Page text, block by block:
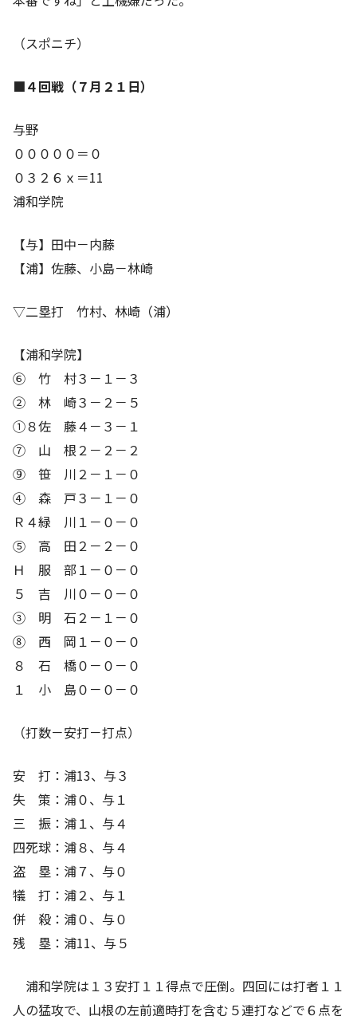
（スポニチ）
■４回戦（７月２１日）
与野
０００００＝０
０３２６ｘ＝11
浦和学院
【与】田中－内藤
【浦】佐藤、小島－林崎
▽二塁打 竹村、林崎（浦）
【浦和学院】
⑥ 竹 村３－１－３
② 林 崎３－２－５
①８佐 藤４－３－１
⑦ 山 根２－２－２
⑨ 笹 川２－１－０
④ 森 戸３－１－０
Ｒ４緑 川１－０－０
⑤ 高 田２－２－０
Ｈ 服 部１－０－０
５ 吉 川０－０－０
③ 明 石２－１－０
⑧ 西 岡１－０－０
８ 石 橋０－０－０
１ 小 島０－０－０
（打数－安打－打点）
安 打：浦13、与３
失 策：浦０、与１
三 振：浦１、与４
四死球：浦８、与４
盗 塁：浦７、与０
犠 打：浦２、与１
併 殺：浦０、与０
残 塁：浦11、与５
浦和学院は１３安打１１得点で圧倒。四回には打者１１
人の猛攻で、山根の左前適時打を含む５連打などで６点を